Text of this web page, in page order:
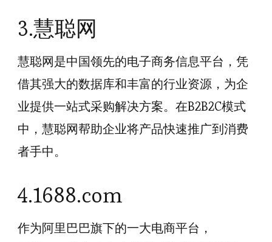
3.慧聪网
慧聪网是中国领先的电子商务信息平台，凭
借其强大的数据库和丰富的行业资源，为企
业提供一站式采购解决方案。在B2B2C模式
中，慧聪网帮助企业将产品快速推广到消费
者手中。
4.1688.com
作为阿里巴巴旗下的一大电商平台，